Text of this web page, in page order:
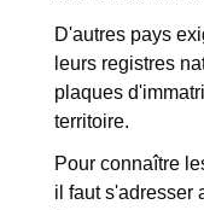
D'autres pays
leurs registres
plaques
territoire.
Pour connaître
il faut s'adresser